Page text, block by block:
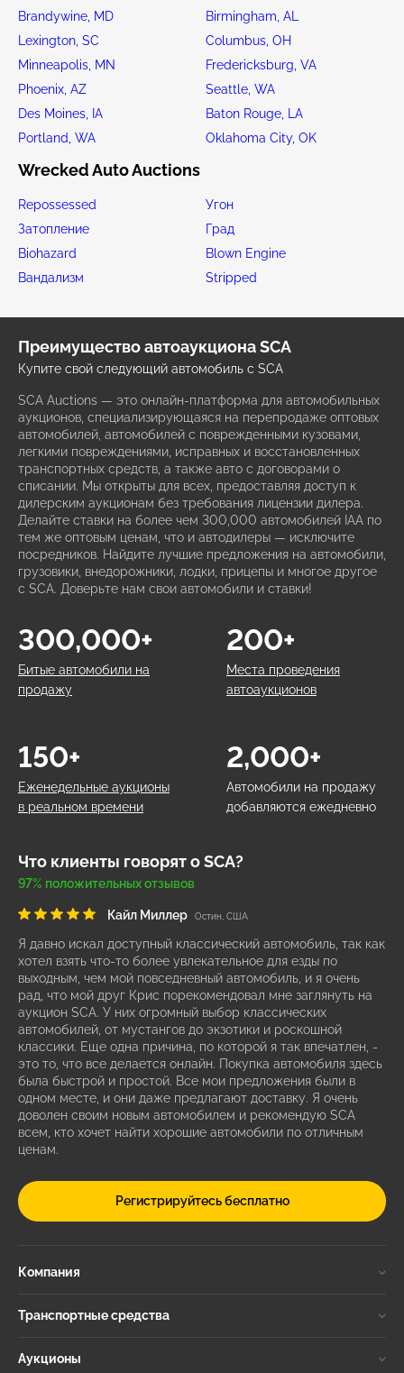
Brandywine, MD
Birmingham, AL
Lexington, SC
Columbus, OH
Minneapolis, MN
Fredericksburg, VA
Phoenix, AZ
Seattle, WA
Des Moines, IA
Baton Rouge, LA
Portland, WA
Oklahoma City, OK
Wrecked Auto Auctions
Repossessed
Угон
Затопление
Град
Biohazard
Blown Engine
Вандализм
Stripped
Преимущество автоаукциона SCA
Купите свой следующий автомобиль с SCA
SCA Auctions — это онлайн-платформа для автомобильных
аукционов, специализирующаяся на перепродаже оптовых
автомобилей, автомобилей с поврежденными кузовами,
легкими повреждениями, исправных и восстановленных
транспортных средств, а также авто с договорами о
списании. Мы открыты для всех, предоставляя доступ к
дилерским аукционам без требования лицензии дилера.
Делайте ставки на более чем 300,000 автомобилей IAA по
тем же оптовым ценам, что и автодилеры — исключите
посредников. Найдите лучшие предложения на автомобили,
грузовики, внедорожники, лодки, прицепы и многое другое
с SCA. Доверьте нам свои автомобили и ставки!
Битые автомобили на
продажу
300,000+
Места проведения
автоаукционов
200+
Еженедельные аукционы
в реальном времени
150+
Автомобили на продажу
добавляются ежедневно
2,000+
Что клиенты говорят о SCA?
97% положительных отзывов
Кайл Миллер Остин, США
Я давно искал доступный классический автомобиль, так как
хотел взять что-то более увлекательное для езды по
выходным, чем мой повседневный автомобиль, и я очень
рад, что мой друг Крис порекомендовал мне заглянуть на
аукцион SCA. У них огромный выбор классических
автомобилей, от мустангов до экзотики и роскошной
классики. Еще одна причина, по которой я так впечатлен, -
это то, что все делается онлайн. Покупка автомобиля здесь
была быстрой и простой. Все мои предложения были в
одном месте, и они даже предлагают доставку. Я очень
доволен своим новым автомобилем и рекомендую SCA
всем, кто хочет найти хорошие автомобили по отличным
ценам.
Регистрируйтесь бесплатно
Компания
Транспортные средства
Аукционы